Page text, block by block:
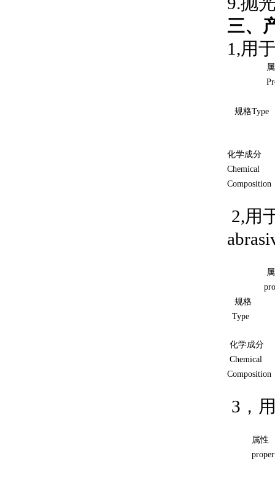
三、
1,用
属
规格Type
化学成分
Chemical
Composition
2,用
属
规格
Type
化学成分
Chemical
Composition
3，
属性